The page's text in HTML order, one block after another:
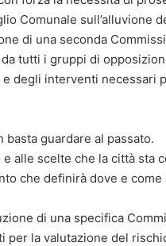
Comunale sull’alluvione
di una seconda
tutti i gruppi di
degli interventi necessari
guardare al passato.
alle scelte che la città sta
che definirà dove e
di una specifica
per la valutazione del